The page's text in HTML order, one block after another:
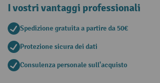
I vostri vantaggi professionali
Spedizione gratuita a partire da 50€
Protezione sicura dei dati
Consulenza personale sull'acquisto